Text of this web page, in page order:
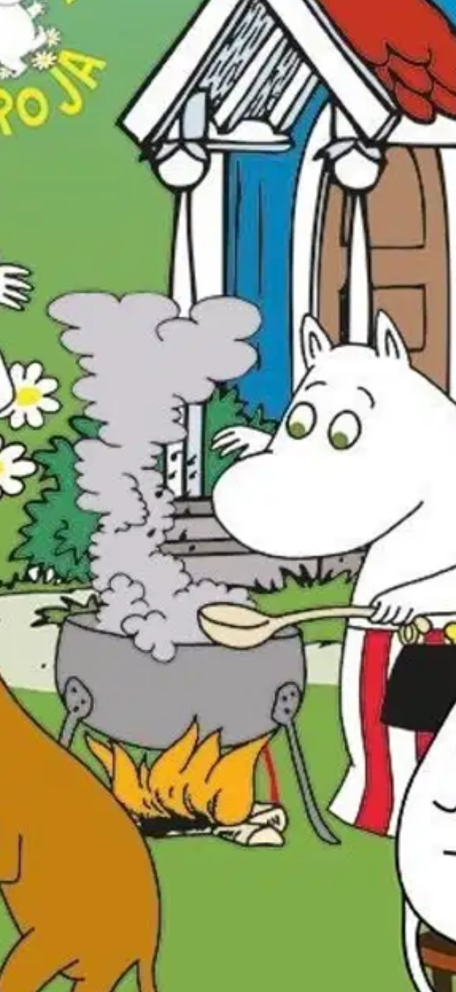
Postin pakettiautomaattiin tai
Retkellä on hauskaa, mutta mikä onkaan maailman paras paikka? Väritä
niitä voisi muuten parantaa, anna palautetta.